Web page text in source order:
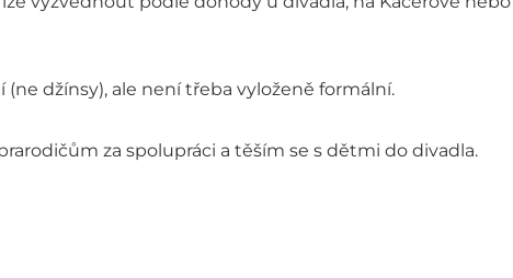
džínsy), ale není třeba vyloženě formální.
za spolupráci a těším se s dětmi do divadla.